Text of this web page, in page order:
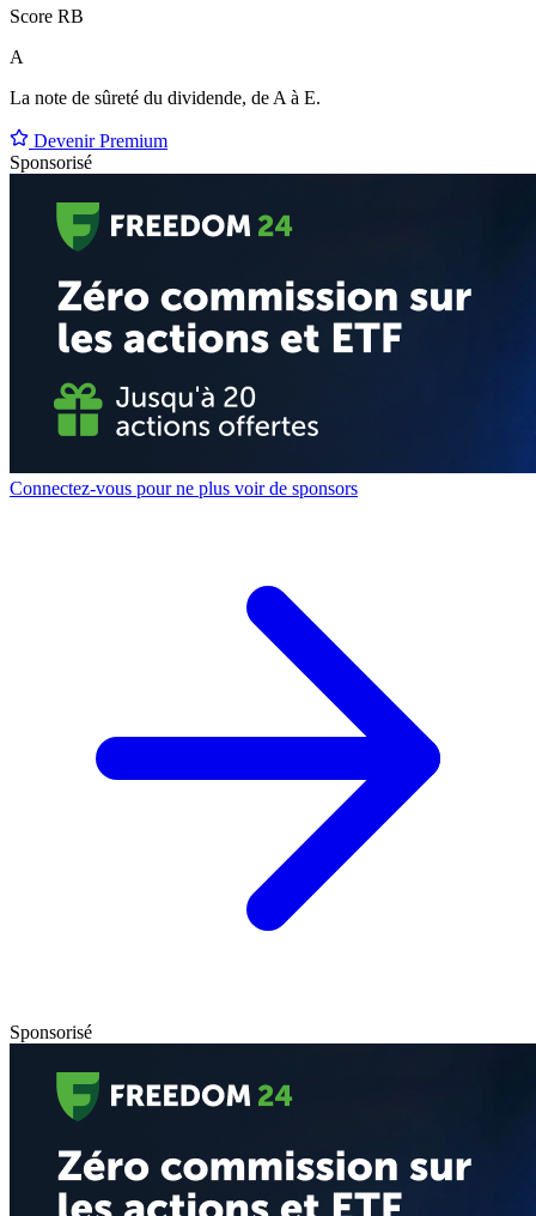
Score RB
A
La note de sûreté du dividende, de A à E.
Devenir Premium
Sponsorisé
Connectez-vous pour ne plus voir de sponsors
Sponsorisé